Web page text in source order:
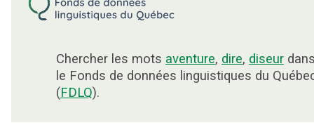
Chercher les mots aventure, dire, diseur
le Fonds de données linguistiques du
(FDLQ).